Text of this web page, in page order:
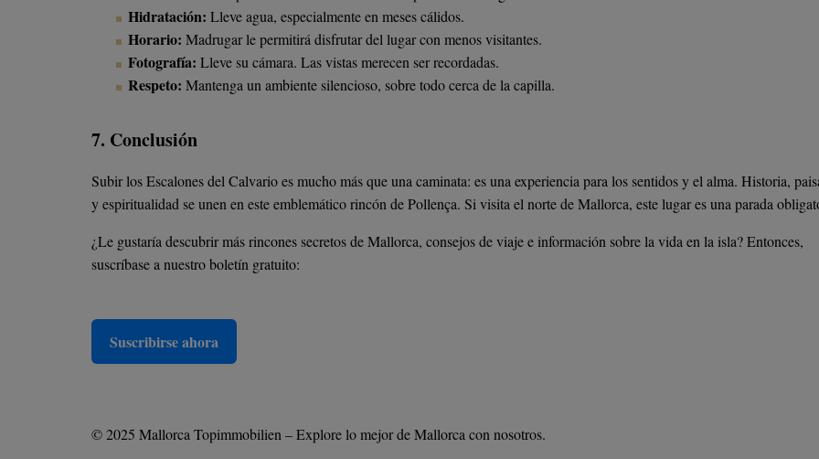
Hidratación: Lleve agua, especialmente en meses cálidos.
Horario: Madrugar le permitirá disfrutar del lugar con menos visitantes.
Fotografía: Lleve su cámara. Las vistas merecen ser recordadas.
Respeto: Mantenga un ambiente silencioso, sobre todo cerca de la capilla.
7. Conclusión
Subir los Escalones del Calvario es mucho más que una caminata: es una experiencia para los sentidos y el alma. Historia,
y espiritualidad se unen en este emblemático rincón de Pollença. Si visita el norte de Mallorca, este lugar es una parada
¿Le gustaría descubrir más rincones secretos de Mallorca, consejos de viaje e información sobre la vida en la isla? Entonces,
suscríbase a nuestro boletín gratuito:
Suscribirse ahora
© 2025 Mallorca Topimmobilien – Explore lo mejor de Mallorca con nosotros.